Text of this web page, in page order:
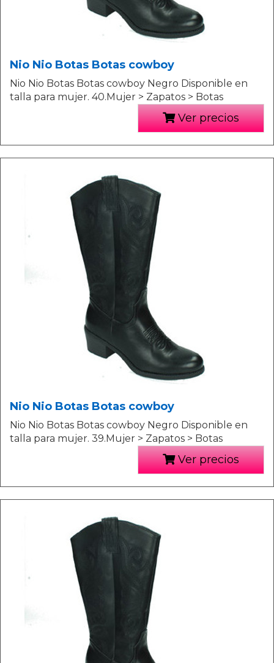
Nio Nio Botas Botas cowboy
Nio Nio Botas Botas cowboy Negro Disponible en
talla para mujer. 40.Mujer > Zapatos > Botas
Ver precios
Nio Nio Botas Botas cowboy
Nio Nio Botas Botas cowboy Negro Disponible en
talla para mujer. 39.Mujer > Zapatos > Botas
Ver precios